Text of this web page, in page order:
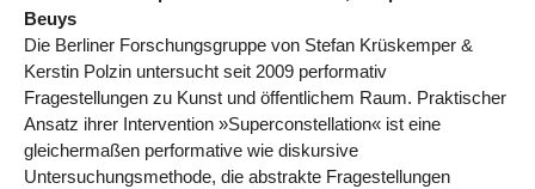
Beuys
Die Berliner Forschungsgruppe von Stefan Krüskemper &
Kerstin Polzin untersucht seit 2009 performativ
Fragestellungen zu Kunst und öffentlichem Raum. Praktischer
Ansatz ihrer Intervention »Superconstellation« ist eine
gleichermaßen performative wie diskursive
Untersuchungsmethode, die abstrakte Fragestellungen